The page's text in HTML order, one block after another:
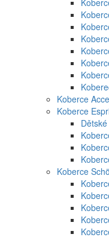
Koberce
Koberce
Koberce